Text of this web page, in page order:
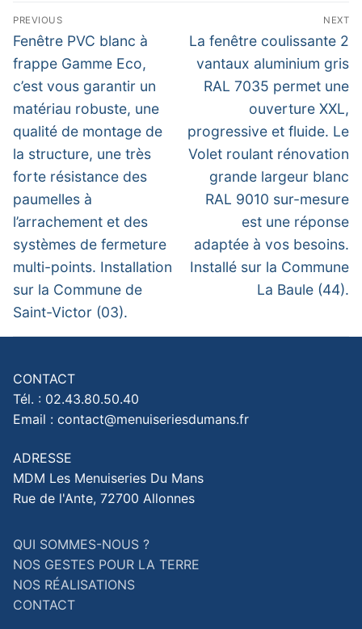
Navigation
de
l’article
PREVIOUS
Previous
post:
Fenêtre PVC blanc à
frappe Gamme Eco,
c’est vous garantir un
matériau robuste, une
qualité de montage de
la structure, une très
forte résistance des
paumelles à
l’arrachement et des
systèmes de fermeture
multi-points. Installation
sur la Commune de
Saint-Victor (03).
NEXT
Next
post:
La fenêtre coulissante 2
vantaux aluminium gris
RAL 7035 permet une
ouverture XXL,
progressive et fluide. Le
Volet roulant rénovation
grande largeur blanc
RAL 9010 sur-mesure
est une réponse
adaptée à vos besoins.
Installé sur la Commune
La Baule (44).
CONTACT
Tél. : 02.43.80.50.40
Email : contact@menuiseriesdumans.fr
ADRESSE
MDM Les Menuiseries Du Mans
Rue de l'Ante, 72700 Allonnes
QUI SOMMES-NOUS ?
NOS GESTES POUR LA TERRE
NOS RÉALISATIONS
CONTACT